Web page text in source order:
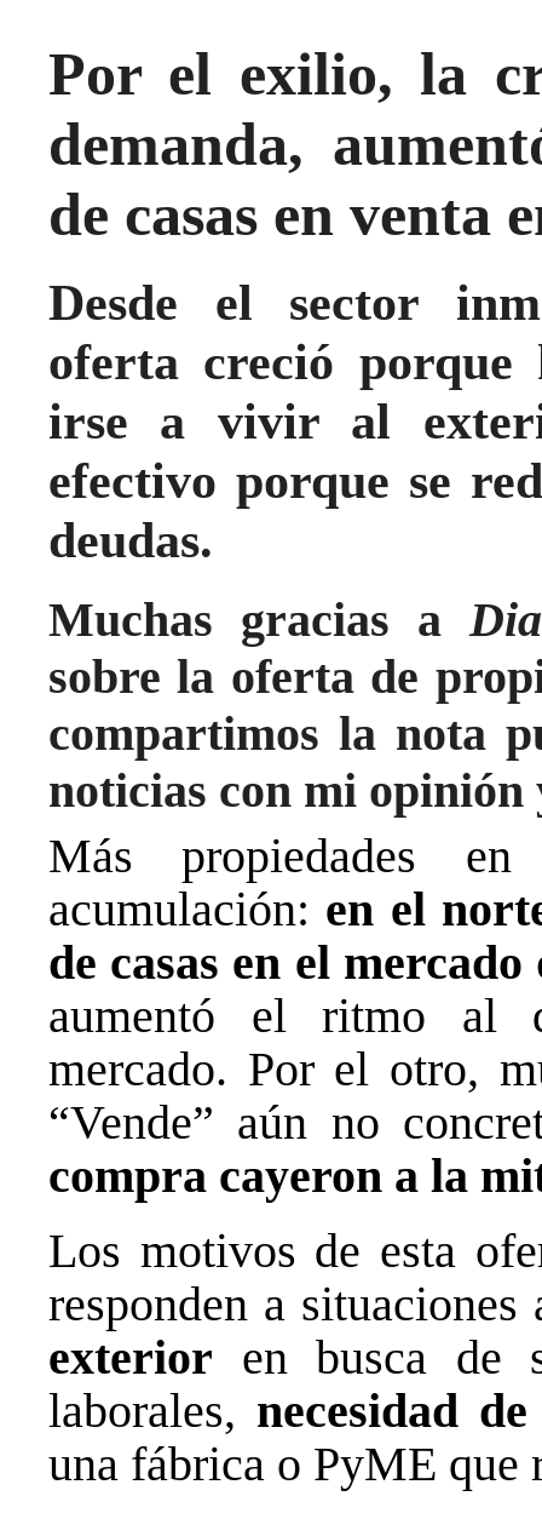
Por el exilio, la
demanda,
de casas en venta
Desde el sector
oferta creció porque
irse a vivir al
efectivo porque se
deudas.
Muchas gracias a
sobre la oferta de
compartimos la nota
noticias con mi opinión
Más propiedades
acumulación: en el
de casas en el
aumentó el ritmo al
mercado. Por el otro,
“Vende” aún no
compra cayeron a la
Los motivos de esta
responden a
exterior en busca de
laborales, necesidad
una fábrica o PyME que